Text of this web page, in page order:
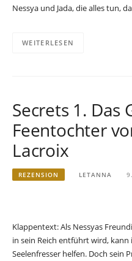
Nessya und Jada, die alles tun,
WEITERLESEN
Secrets 1. Das
Feentochter
Lacroix
REZENSION LETANNA
Klappentext: Als Nessyas
in sein Reich entführt wird,
Seelenfresser helfen. Doch sein